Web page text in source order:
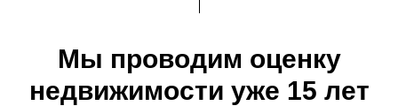
Мы проводим оценку
недвижимости уже 15 лет